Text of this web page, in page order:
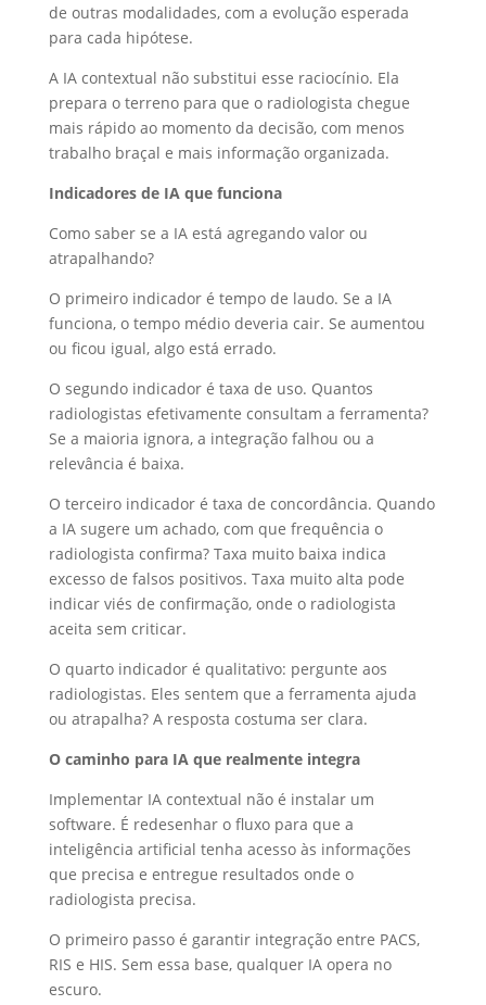
de outras modalidades, com a evolução esperada
para cada hipótese.
A IA contextual não substitui esse raciocínio. Ela
prepara o terreno para que o radiologista chegue
mais rápido ao momento da decisão, com menos
trabalho braçal e mais informação organizada.
Indicadores de IA que funciona
Como saber se a IA está agregando valor ou
atrapalhando?
O primeiro indicador é tempo de laudo. Se a IA
funciona, o tempo médio deveria cair. Se aumentou
ou ficou igual, algo está errado.
O segundo indicador é taxa de uso. Quantos
radiologistas efetivamente consultam a ferramenta?
Se a maioria ignora, a integração falhou ou a
relevância é baixa.
O terceiro indicador é taxa de concordância. Quando
a IA sugere um achado, com que frequência o
radiologista confirma? Taxa muito baixa indica
excesso de falsos positivos. Taxa muito alta pode
indicar viés de confirmação, onde o radiologista
aceita sem criticar.
O quarto indicador é qualitativo: pergunte aos
radiologistas. Eles sentem que a ferramenta ajuda
ou atrapalha? A resposta costuma ser clara.
O caminho para IA que realmente integra
Implementar IA contextual não é instalar um
software. É redesenhar o fluxo para que a
inteligência artificial tenha acesso às informações
que precisa e entregue resultados onde o
radiologista precisa.
O primeiro passo é garantir integração entre PACS,
RIS e HIS. Sem essa base, qualquer IA opera no
escuro.